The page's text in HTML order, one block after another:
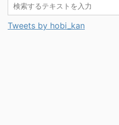
Tweets by hobi_kan